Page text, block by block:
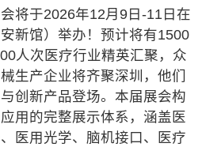
将于2026年12月9日-11日在
新馆）举办！预计将有1500
人次医疗行业精英汇聚，众
生产企业将齐聚深圳，他们
创新产品登场。本届展会构
用的完整展示体系，涵盖医
医用光学、脑机接口、医疗